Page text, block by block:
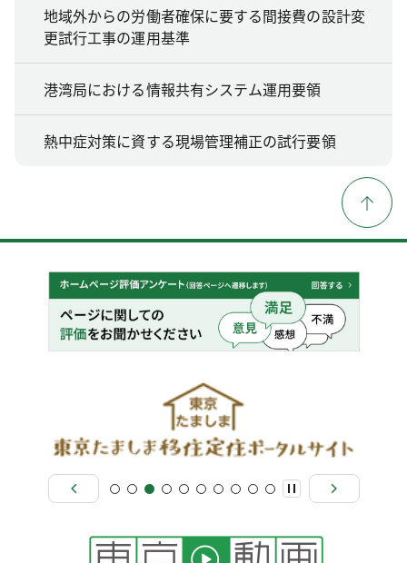
地域外からの労働者確保に要する間接費の設計変
更試行工事の運用基準
港湾局における情報共有システム運用要領
熱中症対策に資する現場管理補正の試行要領